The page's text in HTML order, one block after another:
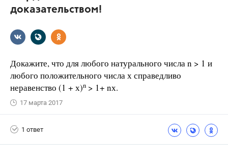
доказательством!
Докажите, что для любого натурального числа n > 1 и
любого положительного числа х справедливо
неравенство (1 + х)n > 1+ nх.
17 марта 2017
1 ответ